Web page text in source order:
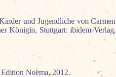
und Jugendliche von Carmen
Königin, Stuttgart: ibidem-Verlag,
Noëma, 2012.